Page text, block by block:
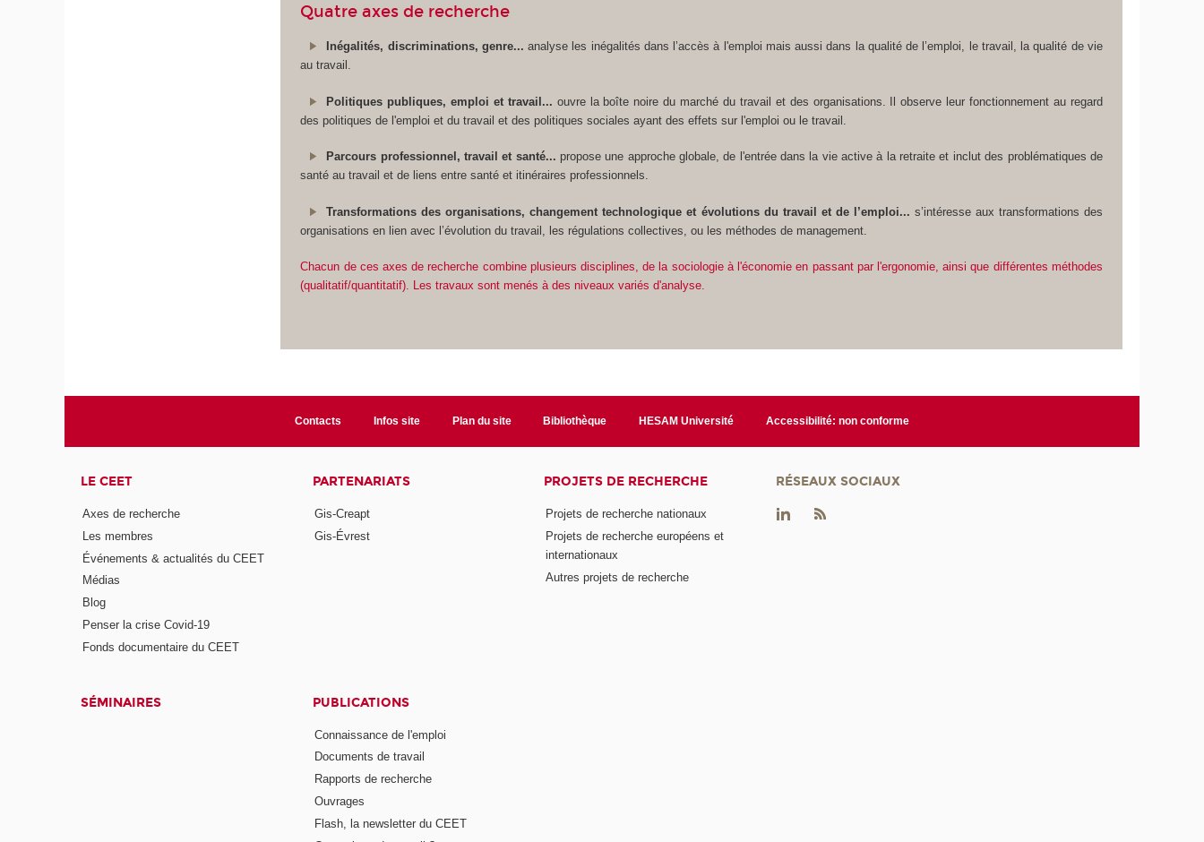
Quatre axes de recherche
Inégalités, discriminations, genre... analyse les inégalités dans l’accès à l'emploi mais aussi dans la qualité de l’emploi, le travail, la qualité de vie
au travail.
Politiques publiques, emploi et travail... ouvre la boîte noire du marché du travail et des organisations. Il observe leur fonctionnement au regard
des politiques de l'emploi et du travail et des politiques sociales ayant des effets sur l'emploi ou le travail.
Parcours professionnel, travail et santé... propose une approche globale, de l'entrée dans la vie active à la retraite et inclut des problématiques de
santé au travail et de liens entre santé et itinéraires professionnels.
Transformations des organisations, changement technologique et évolutions du travail et de l’emploi... s’intéresse aux transformations des
organisations en lien avec l’évolution du travail, les régulations collectives, ou les méthodes de management.
Chacun de ces axes de recherche combine plusieurs disciplines, de la sociologie à l'économie en passant par l'ergonomie, ainsi que différentes méthodes
(qualitatif/quantitatif). Les travaux sont menés à des niveaux variés d'analyse.
Contacts Infos site Plan du site Bibliothèque HESAM Université Accessibilité: non conforme
LE CEET
Axes de recherche
Les membres
Événements & actualités du CEET
Médias
Blog
Penser la crise Covid-19
Fonds documentaire du CEET
PARTENARIATS
Gis-Creapt
Gis-Évrest
PROJETS DE RECHERCHE
Projets de recherche nationaux
Projets de recherche européens et
internationaux
Autres projets de recherche
SÉMINAIRES PUBLICATIONS
Connaissance de l'emploi
Documents de travail
Rapports de recherche
Ouvrages
Flash, la newsletter du CEET
RÉSEAUX SOCIAUX